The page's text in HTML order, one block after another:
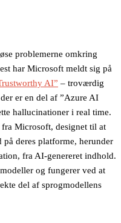
problemerne omkring
har Microsoft meldt sig på
AI” – troværdig
er en del af ”Azure AI
hallucinationer i real time.
Microsoft, designet til at
deres platforme, herunder
fra AI-genereret indhold.
og fungerer ved at
del af sprogmodellens